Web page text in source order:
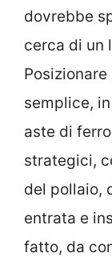
dovrebbe
cerca di un
semplice,
aste di
strategici,
del pollaio,
entrata e
fatto, da